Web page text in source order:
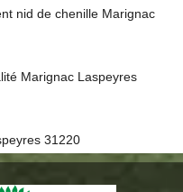
nid de chenille Marignac
Marignac Laspeyres
31220